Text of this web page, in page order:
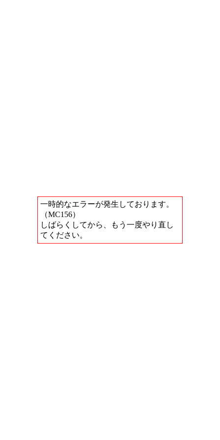
一時的なエラーが発生しております。
（MC156）
しばらくしてから、もう一度やり直し
てください。